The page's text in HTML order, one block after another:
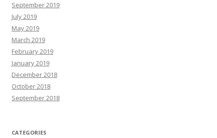
September 2019
July 2019
May 2019
March 2019
February 2019
January 2019
December 2018
October 2018
September 2018
CATEGORIES